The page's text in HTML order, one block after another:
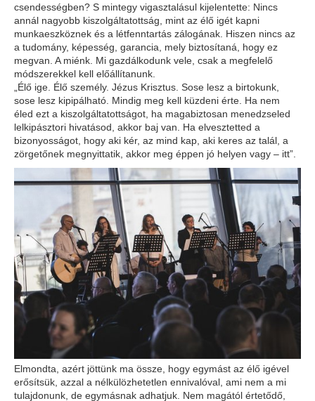
csendességben? S mintegy vigasztalásul kijelentette: Nincs
annál nagyobb kiszolgáltatottság, mint az élő igét kapni
munkaeszköznek és a létfenntartás zálogának. Hiszen nincs az
a tudomány, képesség, garancia, mely biztosítaná, hogy ez
megvan. A miénk. Mi gazdálkodunk vele, csak a megfelelő
módszerekkel kell előállítanunk.
„Élő ige. Élő személy. Jézus Krisztus. Sose lesz a birtokunk,
sose lesz kipipálható. Mindig meg kell küzdeni érte. Ha nem
éled ezt a kiszolgáltatottságot, ha magabiztosan menedzseled
lelkipásztori hivatásod, akkor baj van. Ha elvesztetted a
bizonyosságot, hogy aki kér, az mind kap, aki keres az talál, a
zörgetőnek megnyittatik, akkor meg éppen jó helyen vagy – itt”.
Elmondta, azért jöttünk ma össze, hogy egymást az élő igével
erősítsük, azzal a nélkülözhetetlen ennivalóval, ami nem a mi
tulajdonunk, de egymásnak adhatjuk. Nem magától értetődő,